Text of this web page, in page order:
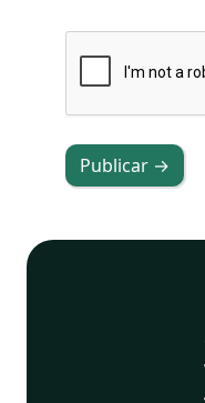
Publicar →